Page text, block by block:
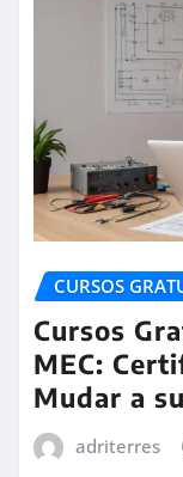
CURSOS
Cursos
MEC:
Mudar a
adriterres